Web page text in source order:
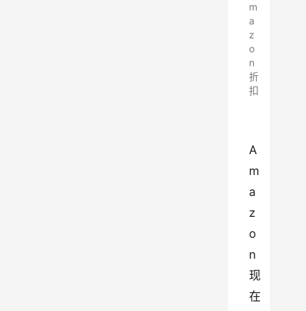
m
a
z
o
n
折
扣
A
m
a
z
o
n
现
在